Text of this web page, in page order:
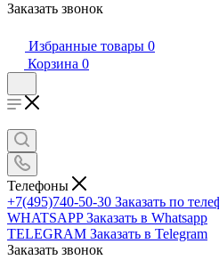
Заказать звонок
Избранные товары 0
Корзина 0
Телефоны
+7(495)740-50-30 Заказать по
WHATSAPP Заказать в Whatsapp
TELEGRAM Заказать в Telegram
Заказать звонок